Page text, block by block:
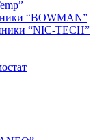
“BOWMAN”
“NIC-TECH”